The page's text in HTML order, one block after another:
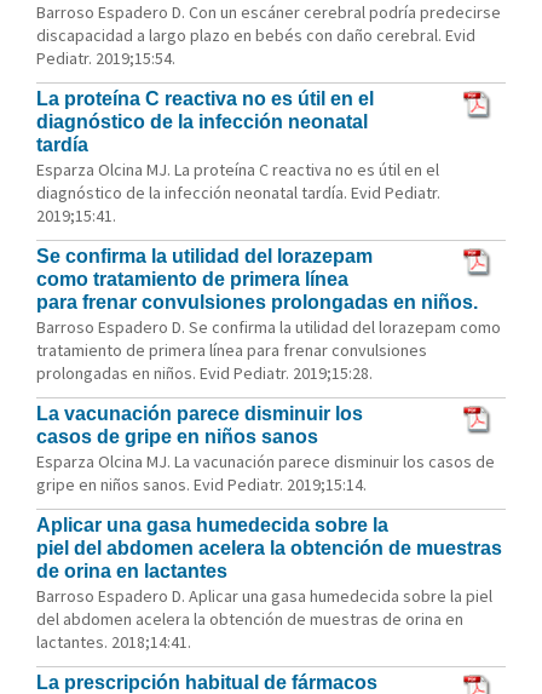
Barroso Espadero D. Con un escáner cerebral podría predecirse
discapacidad a largo plazo en bebés con daño cerebral. Evid
Pediatr. 2019;15:54.
La proteína C reactiva no es útil en el
diagnóstico de la infección neonatal
tardía
Esparza Olcina MJ. La proteína C reactiva no es útil en el
diagnóstico de la infección neonatal tardía. Evid Pediatr.
2019;15:41.
Se confirma la utilidad del lorazepam
como tratamiento de primera línea
para frenar convulsiones prolongadas en niños.
Barroso Espadero D. Se confirma la utilidad del lorazepam como
tratamiento de primera línea para frenar convulsiones
prolongadas en niños. Evid Pediatr. 2019;15:28.
La vacunación parece disminuir los
casos de gripe en niños sanos
Esparza Olcina MJ. La vacunación parece disminuir los casos de
gripe en niños sanos. Evid Pediatr. 2019;15:14.
Aplicar una gasa humedecida sobre la
piel del abdomen acelera la obtención de muestras
de orina en lactantes
Barroso Espadero D. Aplicar una gasa humedecida sobre la piel
del abdomen acelera la obtención de muestras de orina en
lactantes. 2018;14:41.
La prescripción habitual de fármacos